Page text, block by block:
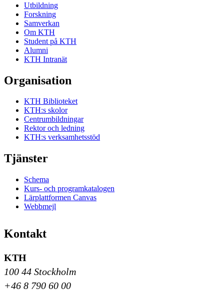
Utbildning
Forskning
Samverkan
Om KTH
Student på KTH
Alumni
KTH Intranät
Organisation
KTH Biblioteket
KTH:s skolor
Centrumbildningar
Rektor och ledning
KTH:s verksamhetsstöd
Tjänster
Schema
Kurs- och programkatalogen
Lärplattformen Canvas
Webbmejl
Kontakt
KTH
100 44 Stockholm
+46 8 790 60 00